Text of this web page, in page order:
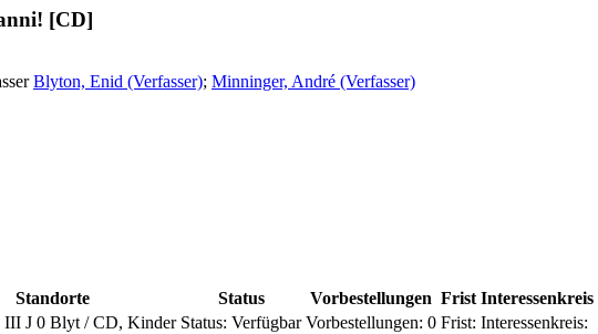
[CD]
Blyton, Enid (Verfasser); Minninger, André (Verfasser)
Standorte Status Vorbestellungen Frist Interessenkreis
III J 0 Blyt / CD, Kinder Status: Verfügbar Vorbestellungen: 0 Frist: Interessenkreis: